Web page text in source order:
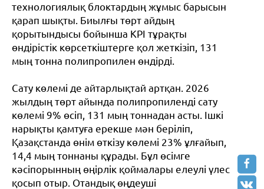
технологиялық блоктардың жұмыс барысын
қарап шықты. Биылғы төрт айдың
қорытындысы бойынша KPI тұрақты
өндірістік көрсеткіштерге қол жеткізіп, 131
мың тонна полипропилен өндірді.
Сату көлемі де айтарлықтай артқан. 2026
жылдың төрт айында полипропиленді сату
көлемі 9% өсіп, 131 мың тоннадан асты. Ішкі
нарықты қамтуға ерекше мән беріліп,
Қазақстанда өнім өткізу көлемі 23% ұлғайып,
14,4 мың тоннаны құрады. Бұл өсімге
кәсіпорынның өңірлік қоймалары елеулі үлес
қосып отыр. Отандық өңдеуші